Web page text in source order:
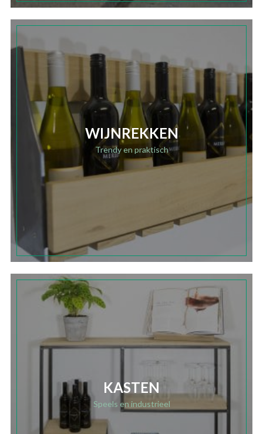
WIJNREKKEN
Trendy en praktisch
KASTEN
Speels en industrieel